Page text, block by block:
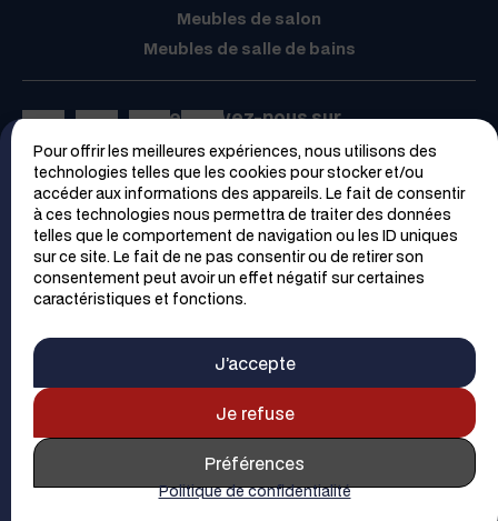
Pour offrir les meilleures expériences, nous utilisons des
technologies telles que les cookies pour stocker et/ou
accéder aux informations des appareils. Le fait de consentir
à ces technologies nous permettra de traiter des données
telles que le comportement de navigation ou les ID uniques
sur ce site. Le fait de ne pas consentir ou de retirer son
consentement peut avoir un effet négatif sur certaines
caractéristiques et fonctions.
J’accepte
Je refuse
Préférences
Politique de confidentialité
Meubles de salon
Meubles de salle de bains
Retrouvez-nous sur
Espace PRO
Trouver un magasin
Contacter un magasin
Demander un devis
- Réalisation et webdesign
parFreePixel